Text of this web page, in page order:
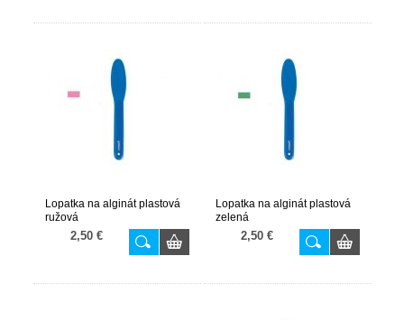
Lopatka na alginát plastová
ružová
2,50 €
Lopatka na alginát plastová
zelená
2,50 €